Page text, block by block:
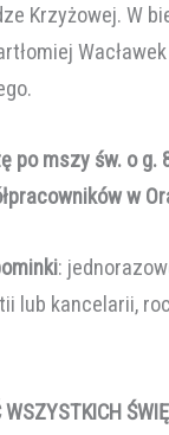
Krzyżowej. W
po mszy św. o g.
w
:
lub kancelarii,
WSZYSTKICH